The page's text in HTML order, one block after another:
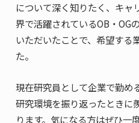
について深く知りたく、キャ
界で活躍されているOB・OG
いただいたことで、希望する
た。
現在研究員として企業で勤め
研究環境を振り返ったときに
ります。気になる方はぜひ一